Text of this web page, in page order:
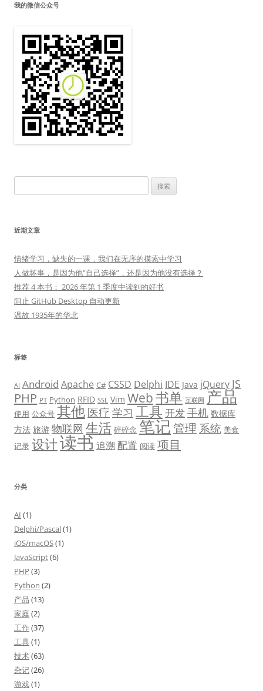
我的微信公众号
索：
近期文章
情绪学习，缺失的一课，我们在无序的摸索中学习
人做坏事，是因为他”自己选择”，还是因为他没有选择？
推荐 4 本书： 2026 年第 1 季度中读到的好书
阻止 GitHub Desktop 自动更新
温故 1935年的华北
标签
AI Android Apache C# CSSD Delphi IDE Java jQuery JS
PHP PT Python RFID SSL Vim Web书单 互联网 产品
使用 公众号 其他医疗 学习 工具 开发手机 数据库
方法 旅游 物联网 生活 碎碎念 笔记管理 系统 美食
记录 设计读书追溯 配置 阅读 项目
分类
AI (1)
Delphi/Pascal(1)
iOS/macOS(1)
JavaScript(6)
PHP (3)
Python (2)
产品 (13)
家庭 (2)
工作(37)
工具(1)
技术(63)
杂记(26)
游戏(1)